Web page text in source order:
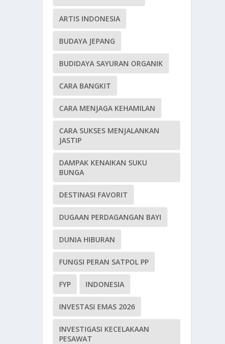
ARTIS INDONESIA
BUDAYA JEPANG
BUDIDAYA SAYURAN ORGANIK
CARA BANGKIT
CARA MENJAGA KEHAMILAN
CARA SUKSES MENJALANKAN
JASTIP
DAMPAK KENAIKAN SUKU
BUNGA
DESTINASI FAVORIT
DUGAAN PERDAGANGAN BAYI
DUNIA HIBURAN
FUNGSI PERAN SATPOL PP
FYP INDONESIA
INVESTASI EMAS 2026
INVESTIGASI KECELAKAAN
PESAWAT